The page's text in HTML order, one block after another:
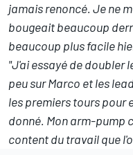
jamais renoncé. Je ne
bougeait beaucoup
beaucoup plus facile
"J'ai essayé de doubler
peu sur Marco et les
les premiers tours pour
donné. Mon arm-pump
content du travail que